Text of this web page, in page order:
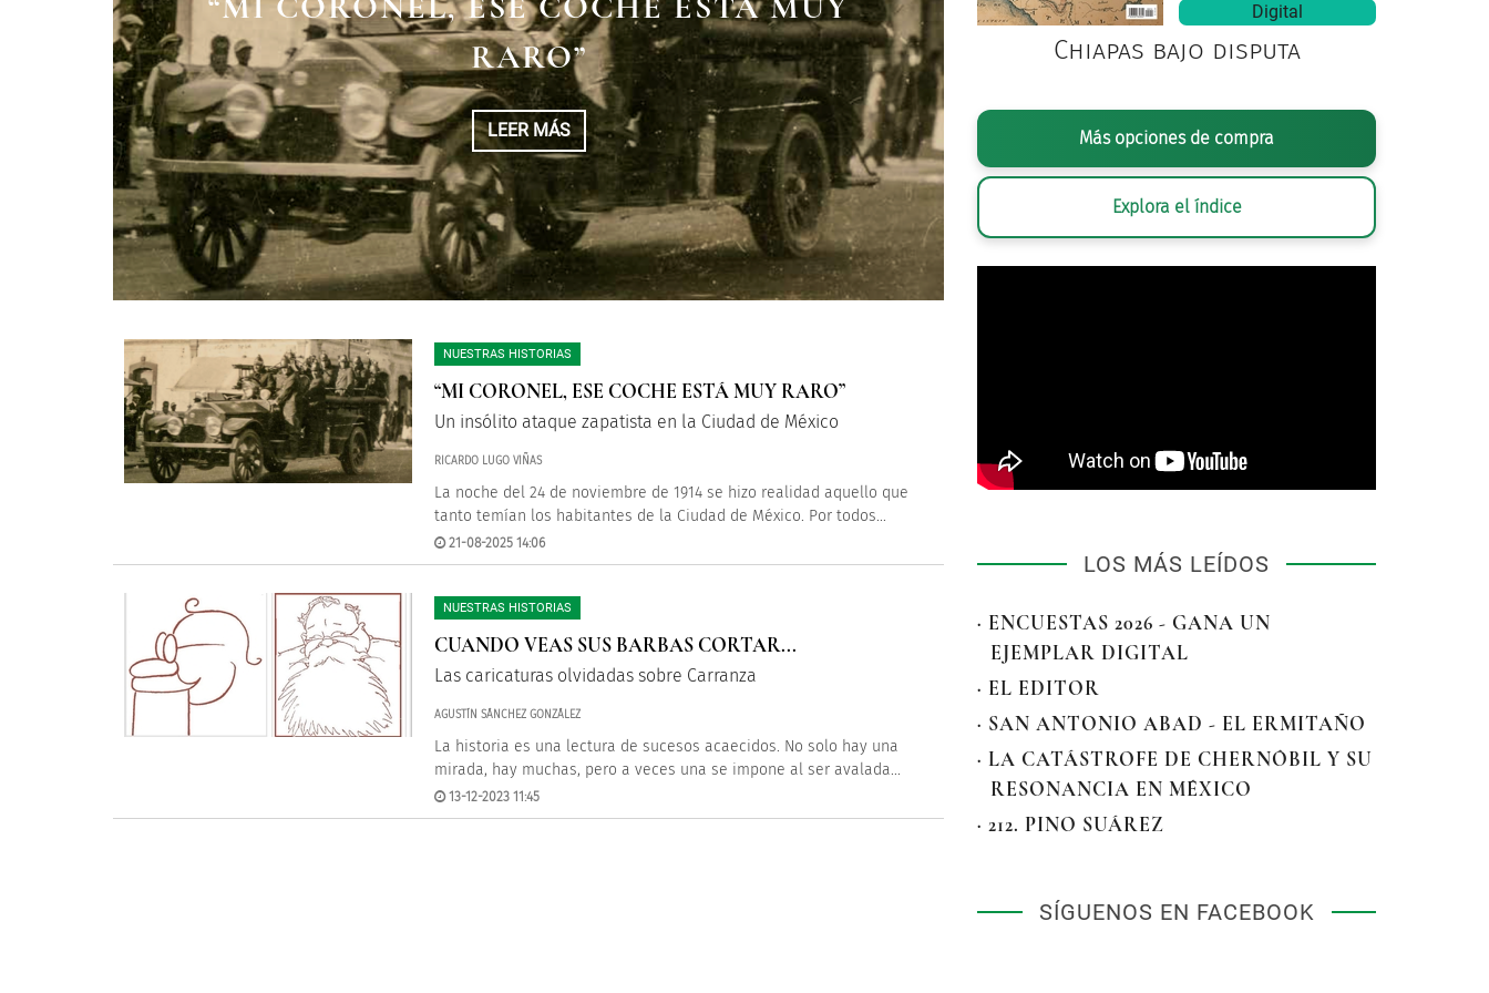
RARO”
LEER MÁS
CUANDO VEAS SUS BARBAS CORTAR...
LEER MÁS
NUESTRAS HISTORIAS
“MI CORONEL, ESE COCHE ESTÁ MUY RARO”
Un insólito ataque zapatista en la Ciudad de México
RICARDO LUGO VIÑAS
La noche del 24 de noviembre de 1914 se hizo realidad aquello que
tanto temían los habitantes de la Ciudad de México. Por todos...
21-08-2025 14:06
NUESTRAS HISTORIAS
CUANDO VEAS SUS BARBAS CORTAR...
Las caricaturas olvidadas sobre Carranza
AGUSTÍN SÁNCHEZ GONZÁLEZ
La historia es una lectura de sucesos acaecidos. No solo hay una
mirada, hay muchas, pero a veces una se impone al ser avalada...
13-12-2023 11:45
Digital
Chiapas bajo disputa
Más opciones de compra
Explora el índice
LOS MÁS LEÍDOS
· ENCUESTAS 2026 - GANA UN
EJEMPLAR DIGITAL
· EL EDITOR
· SAN ANTONIO ABAD - EL ERMITAÑO
· LA CATÁSTROFE DE CHERNÓBIL Y SU
RESONANCIA EN MÉXICO
· 212. PINO SUÁREZ
SÍGUENOS EN FACEBOOK